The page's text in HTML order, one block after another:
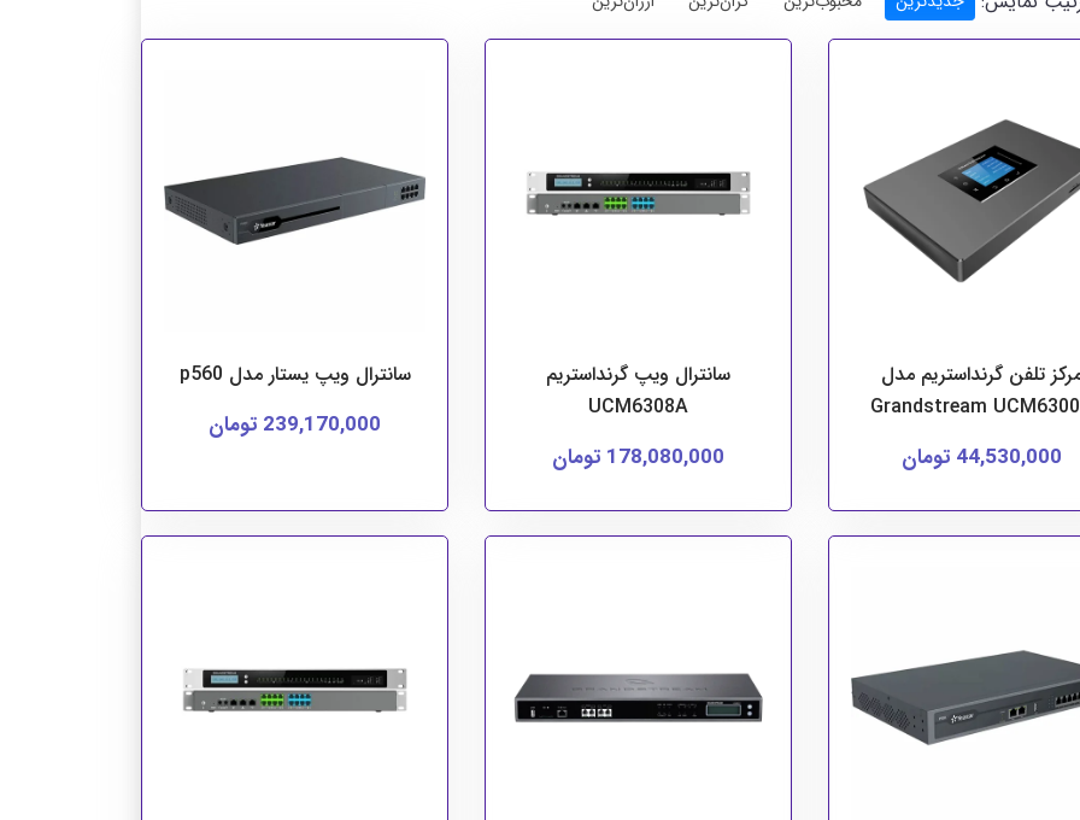
تلفن گرنداستریم مدل
Grandstream
44,530,000 تومان
سانترال ویپ گرنداستریم
UCM6308A
178,080,000 تومان
سانترال ویپ یستار مدل p560
239,170,000 تومان